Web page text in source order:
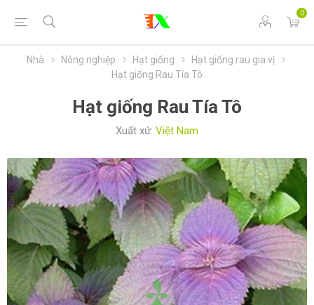
0
Nhà Nông nghiệp Hạt giống
Hạt giống rau gia vị
Hạt giống Rau Tía Tô
Hạt giống Rau Tía Tô
Xuất xứ: Việt Nam